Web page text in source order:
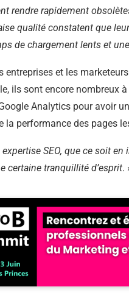
rendre rapidement
qualité constatent que
de chargement lents et
entreprises et les
ils sont encore nombreux
Analytics pour avoir
la performance des pages
SEO, que ce soit
certaine tranquillité d’esprit.